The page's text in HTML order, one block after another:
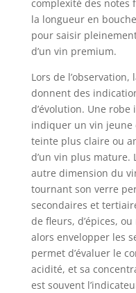
complexité des notes
la longueur en
pour saisir
d’un vin premium.
Lors de
donnent des
d’évolution. Une
indiquer un vin jeune
teinte plus claire ou
d’un vin plus mature.
autre dimension du
tournant son verre
secondaires et
de fleurs, d’épices,
alors envelopper les
permet d’évaluer le
acidité, et sa
est souvent